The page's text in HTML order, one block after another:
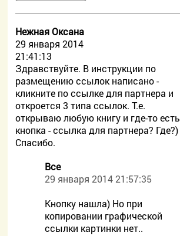
Нежная Оксана
29 января 2014
21:41:13
Здравствуйте. В инструкции по
размещению ссылок написано -
кликните по ссылке для партнера и
откроется 3 типа ссылок. Т.е.
открываю любую книгу и где-то есть
кнопка - ссылка для партнера? Где?)
Спасибо.
Все
29 января 2014 21:57:35
Кнопку нашла) Но при
копировании графической
ссылки картинки нет..